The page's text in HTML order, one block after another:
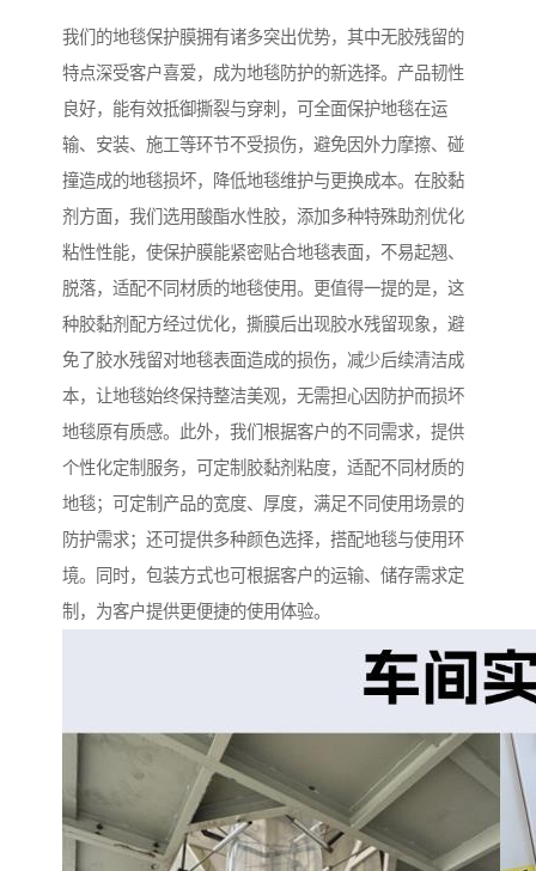
我们的地毯保护膜拥有诸多突出优势，其中无胶残留的
特点深受客户喜爱，成为地毯防护的新选择。产品韧性
良好，能有效抵御撕裂与穿刺，可全面保护地毯在运
输、安装、施工等环节不受损伤，避免因外力摩擦、碰
撞造成的地毯损坏，降低地毯维护与更换成本。在胶黏
剂方面，我们选用酸酯水性胶，添加多种特殊助剂优化
粘性性能，使保护膜能紧密贴合地毯表面，不易起翘、
脱落，适配不同材质的地毯使用。更值得一提的是，这
种胶黏剂配方经过优化，撕膜后出现胶水残留现象，避
免了胶水残留对地毯表面造成的损伤，减少后续清洁成
本，让地毯始终保持整洁美观，无需担心因防护而损坏
地毯原有质感。此外，我们根据客户的不同需求，提供
个性化定制服务，可定制胶黏剂粘度，适配不同材质的
地毯；可定制产品的宽度、厚度，满足不同使用场景的
防护需求；还可提供多种颜色选择，搭配地毯与使用环
境。同时，包装方式也可根据客户的运输、储存需求定
制，为客户提供更便捷的使用体验。